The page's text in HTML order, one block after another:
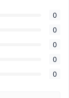
0
0
0
0
0